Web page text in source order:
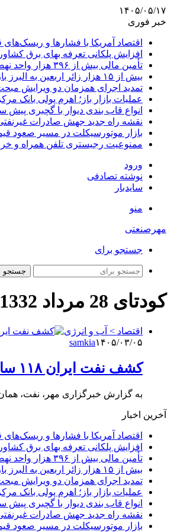
۱۴۰۵/۰۵/۱۷
خبر فوری
اقتصاد آمریکا با فشارها و
افزایش پلکانی تعرفه بهای برق
تأمین مالی بیش از ۳۹۶ هزار واحد نهضت ملی توسط بانک مسکن
بیش از ۱۵ هزار زائر اربعین به البرز بازگشتند
تمدید اجرای همزمان دو ویرایش مبحث ۱۹ مقررات ملی ساختمان تا پایان
عملیات بازار باز؛ اهرم پولی بانک
انواع قاب بندی دیوار با گچبری
نقشه راه جدید جهش صادرات
بازار موتورسیکلت در مسیر صعود
ممنوعیت رجیستری تلفن همراه و
ورود
نوشته تصادفی
سایدبار
منو
مهرصنعتی
جستجو برای
جستجو
کودتای 28 مرداد 1332
اقتصاد > آب و انرژی
samkia۱۴۰۵/۰۳/۰۵
کشف نفت ایران ۱۱۸ ساله شد
به گزارش خبرگزاری مهر، نفت،
آخرین اخبار
اقتصاد آمریکا با فشارها و
افزایش پلکانی تعرفه بهای برق
تأمین مالی بیش از ۳۹۶ هزار واحد نهضت ملی توسط بانک مسکن
بیش از ۱۵ هزار زائر اربعین به البرز بازگشتند
تمدید اجرای همزمان دو ویرایش مبحث ۱۹ مقررات ملی ساختمان تا پایان
عملیات بازار باز؛ اهرم پولی بانک
انواع قاب بندی دیوار با گچبری
نقشه راه جدید جهش صادرات
بازار موتورسیکلت در مسیر صعود